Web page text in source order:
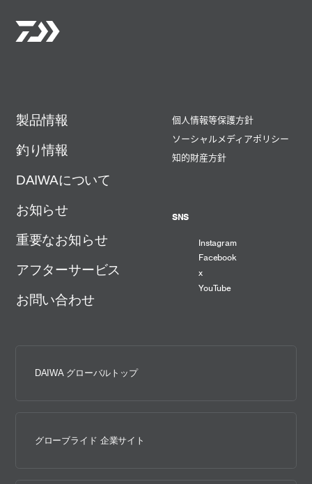
製品情報
釣り情報
DAIWAについて
お知らせ
重要なお知らせ
アフターサービス
お問い合わせ
個人情報等保護方針
ソーシャルメディアポリシー
知的財産方針
SNS
Instagram
Facebook
x
YouTube
DAIWA グローバルトップ
グローブライド 企業サイト